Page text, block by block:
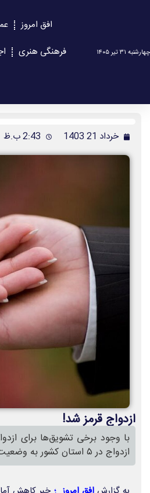
چهارشنبه ۳۱ تیر ۱۴۰۵
افق امروز
فرهنگی هنری
خرداد 21 1403 2:43 ب.ظ
ازدواج قرمز شد!
با وجود برخی تشویق‌ها برای
ازدواج در ۵ استان کشور به وضعیت قرمز و نارنجی (بحرانی) رسیده است».